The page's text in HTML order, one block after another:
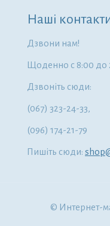
Наші
Дзвони нам!
Щоденно с 8:00 до
Дзвоніть сюди:
(067) 323-24-33,
(096) 174-21-79
Пишіть сюди:
© Интернет-